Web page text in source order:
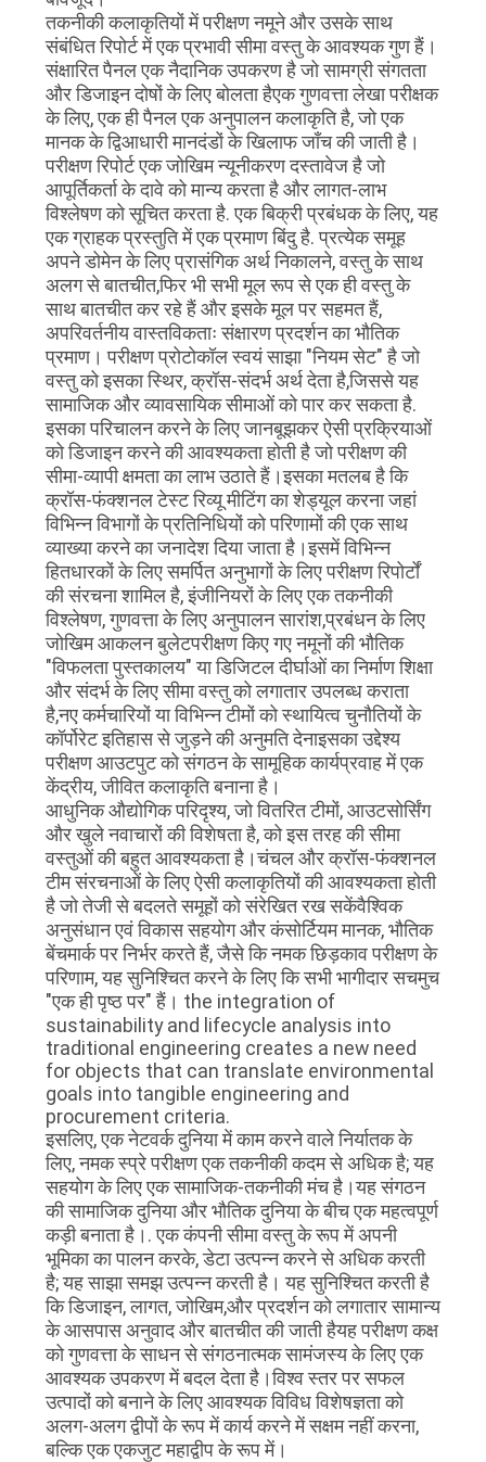
तकनीकी कलाकृतियों में परीक्षण नमूने और उसके साथ
संबंधित रिपोर्ट में एक प्रभावी सीमा वस्तु के आवश्यक गुण हैं।
संक्षारित पैनल एक नैदानिक उपकरण है जो सामग्री संगतता
और डिजाइन दोषों के लिए बोलता हैएक गुणवत्ता लेखा परीक्षक
के लिए, एक ही पैनल एक अनुपालन कलाकृति है, जो एक
मानक के द्विआधारी मानदंडों के खिलाफ जाँच की जाती है।
परीक्षण रिपोर्ट एक जोखिम न्यूनीकरण दस्तावेज है जो
आपूर्तिकर्ता के दावे को मान्य करता है और लागत-लाभ
विश्लेषण को सूचित करता है. एक बिक्री प्रबंधक के लिए, यह
एक ग्राहक प्रस्तुति में एक प्रमाण बिंदु है. प्रत्येक समूह
अपने डोमेन के लिए प्रासंगिक अर्थ निकालने, वस्तु के साथ
अलग से बातचीत,फिर भी सभी मूल रूप से एक ही वस्तु के
साथ बातचीत कर रहे हैं और इसके मूल पर सहमत हैं,
अपरिवर्तनीय वास्तविकताः संक्षारण प्रदर्शन का भौतिक
प्रमाण। परीक्षण प्रोटोकॉल स्वयं साझा "नियम सेट" है जो
वस्तु को इसका स्थिर, क्रॉस-संदर्भ अर्थ देता है,जिससे यह
सामाजिक और व्यावसायिक सीमाओं को पार कर सकता है.
इसका परिचालन करने के लिए जानबूझकर ऐसी प्रक्रियाओं
को डिजाइन करने की आवश्यकता होती है जो परीक्षण की
सीमा-व्यापी क्षमता का लाभ उठाते हैं।इसका मतलब है कि
क्रॉस-फंक्शनल टेस्ट रिव्यू मीटिंग का शेड्यूल करना जहां
विभिन्न विभागों के प्रतिनिधियों को परिणामों की एक साथ
व्याख्या करने का जनादेश दिया जाता है।इसमें विभिन्न
हितधारकों के लिए समर्पित अनुभागों के लिए परीक्षण रिपोर्टों
की संरचना शामिल है, इंजीनियरों के लिए एक तकनीकी
विश्लेषण, गुणवत्ता के लिए अनुपालन सारांश,प्रबंधन के लिए
जोखिम आकलन बुलेटपरीक्षण किए गए नमूनों की भौतिक
"विफलता पुस्तकालय" या डिजिटल दीर्घाओं का निर्माण शिक्षा
और संदर्भ के लिए सीमा वस्तु को लगातार उपलब्ध कराता
है,नए कर्मचारियों या विभिन्न टीमों को स्थायित्व चुनौतियों के
कॉर्पोरेट इतिहास से जुड़ने की अनुमति देनाइसका उद्देश्य
परीक्षण आउटपुट को संगठन के सामूहिक कार्यप्रवाह में एक
केंद्रीय, जीवित कलाकृति बनाना है।
आधुनिक औद्योगिक परिदृश्य, जो वितरित टीमों, आउटसोर्सिंग
और खुले नवाचारों की विशेषता है, को इस तरह की सीमा
वस्तुओं की बहुत आवश्यकता है।चंचल और क्रॉस-फंक्शनल
टीम संरचनाओं के लिए ऐसी कलाकृतियों की आवश्यकता होती
है जो तेजी से बदलते समूहों को संरेखित रख सकेंवैश्विक
अनुसंधान एवं विकास सहयोग और कंसोर्टियम मानक, भौतिक
बेंचमार्क पर निर्भर करते हैं, जैसे कि नमक छिड़काव परीक्षण के
परिणाम, यह सुनिश्चित करने के लिए कि सभी भागीदार सचमुच
"एक ही पृष्ठ पर" हैं। the integration of
sustainability and lifecycle analysis into
traditional engineering creates a new need
for objects that can translate environmental
goals into tangible engineering and
procurement criteria.
इसलिए, एक नेटवर्क दुनिया में काम करने वाले निर्यातक के
लिए, नमक स्प्रे परीक्षण एक तकनीकी कदम से अधिक है; यह
सहयोग के लिए एक सामाजिक-तकनीकी मंच है।यह संगठन
की सामाजिक दुनिया और भौतिक दुनिया के बीच एक महत्वपूर्ण
कड़ी बनाता है।. एक कंपनी सीमा वस्तु के रूप में अपनी
भूमिका का पालन करके, डेटा उत्पन्न करने से अधिक करती
है; यह साझा समझ उत्पन्न करती है। यह सुनिश्चित करती है
कि डिजाइन, लागत, जोखिम,और प्रदर्शन को लगातार सामान्य
के आसपास अनुवाद और बातचीत की जाती हैयह परीक्षण कक्ष
को गुणवत्ता के साधन से संगठनात्मक सामंजस्य के लिए एक
आवश्यक उपकरण में बदल देता है।विश्व स्तर पर सफल
उत्पादों को बनाने के लिए आवश्यक विविध विशेषज्ञता को
अलग-अलग द्वीपों के रूप में कार्य करने में सक्षम नहीं करना,
बल्कि एक एकजुट महाद्वीप के रूप में।